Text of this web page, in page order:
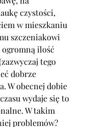
czystości,
w mieszkaniu
szczeniakowi
ilość
tego
dobrze
W obecnej dobie
wydaje się to
W takim
problemów?